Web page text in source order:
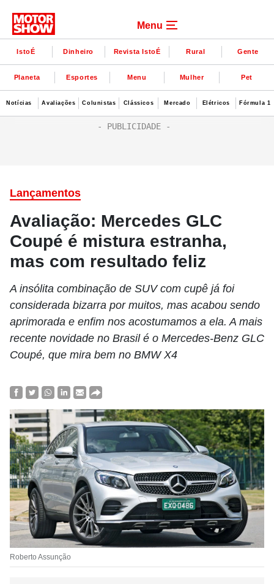
Menu
IstoÉ Dinheiro Revista IstoÉ Rural Gente
Planeta Esportes Menu Mulher Pet
Notícias Avaliações Colunistas Clássicos Mercado Elétricos Fórmula 1
Lançamentos
Avaliação: Mercedes GLC
Coupé é mistura estranha,
mas com resultado feliz
A insólita combinação de SUV com cupê já foi
considerada bizarra por muitos, mas acabou sendo
aprimorada e enfim nos acostumamos a ela. A mais
recente novidade no Brasil é o Mercedes-Benz GLC
Coupé, que mira bem no BMW X4
Roberto Assunção